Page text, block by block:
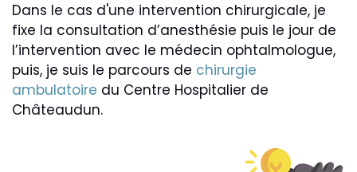
Dans le cas d'une intervention chirurgicale, je
fixe la consultation d’anesthésie puis le jour de
l’intervention avec le médecin ophtalmologue,
puis, je suis le parcours de chirurgie
ambulatoire du Centre Hospitalier de
Châteaudun.